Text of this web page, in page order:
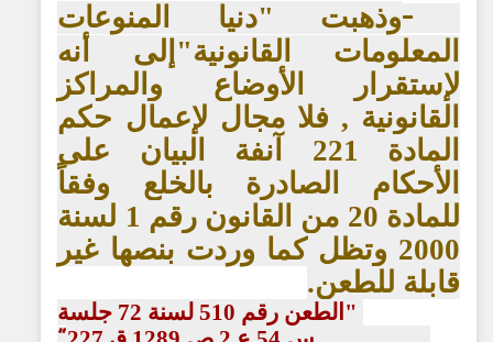
-وذهبت "دنيا المنوعات
المعلومات القانونية"إلى أنه
لإستقرار الأوضاع والمراكز
القانونية , فلا مجال لإعمال حكم
المادة 221 آنفة البيان على
الأحكام الصادرة بالخلع وفقاً
للمادة 20 من القانون رقم 1 لسنة
2000 وتظل كما وردت بنصها غير
قابلة للطعن.
"الطعن رقم 510 لسنة 72 جلسة